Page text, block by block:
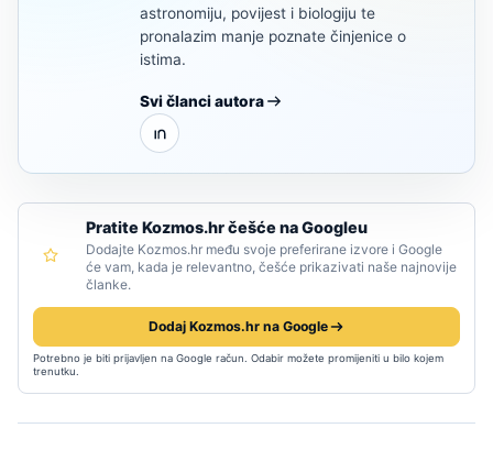
astronomiju, povijest i biologiju te
pronalazim manje poznate činjenice o
istima.
Svi članci autora
Pratite Kozmos.hr češće na Googleu
Dodajte Kozmos.hr među svoje preferirane izvore i Google
će vam, kada je relevantno, češće prikazivati naše najnovije
članke.
Dodaj Kozmos.hr na Google
Potrebno je biti prijavljen na Google račun. Odabir možete promijeniti u bilo kojem
trenutku.